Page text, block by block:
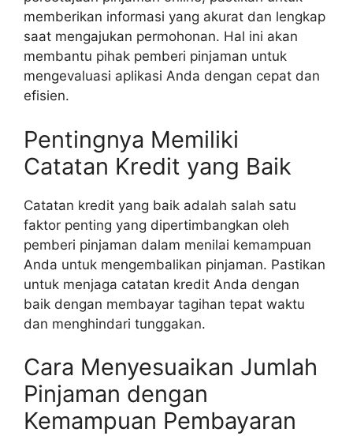
memberikan informasi yang akurat dan lengkap
saat mengajukan permohonan. Hal ini akan
membantu pihak pemberi pinjaman untuk
mengevaluasi aplikasi Anda dengan cepat dan
efisien.
Pentingnya Memiliki
Catatan Kredit yang Baik
Catatan kredit yang baik adalah salah satu
faktor penting yang dipertimbangkan oleh
pemberi pinjaman dalam menilai kemampuan
Anda untuk mengembalikan pinjaman. Pastikan
untuk menjaga catatan kredit Anda dengan
baik dengan membayar tagihan tepat waktu
dan menghindari tunggakan.
Cara Menyesuaikan Jumlah
Pinjaman dengan
Kemampuan Pembayaran